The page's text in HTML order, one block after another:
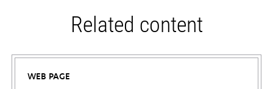
Related content
WEB PAGE